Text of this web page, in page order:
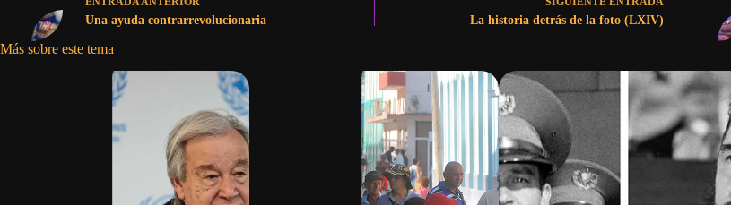
Una ayuda contrarrevolucionaria La historia detrás de la foto (LXIV)
Más sobre este tema